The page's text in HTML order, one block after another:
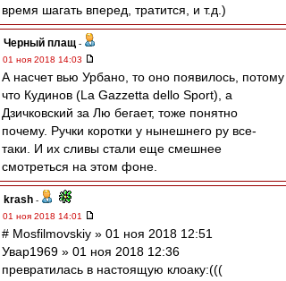
время шагать вперед, тратится, и т.д.)
Черный плащ -
01 ноя 2018 14:03
А насчет вью Урбано, то оно появилось, потому
что Кудинов (La Gazzetta dello Sport), а
Дзичковский за Лю бегает, тоже понятно
почему. Ручки коротки у нынешнего ру все-
таки. И их сливы стали еще смешнее
смотреться на этом фоне.
krash -
01 ноя 2018 14:01
# Mosfilmovskiy » 01 ноя 2018 12:51
Увар1969 » 01 ноя 2018 12:36
превратилась в настоящую клоаку:(((